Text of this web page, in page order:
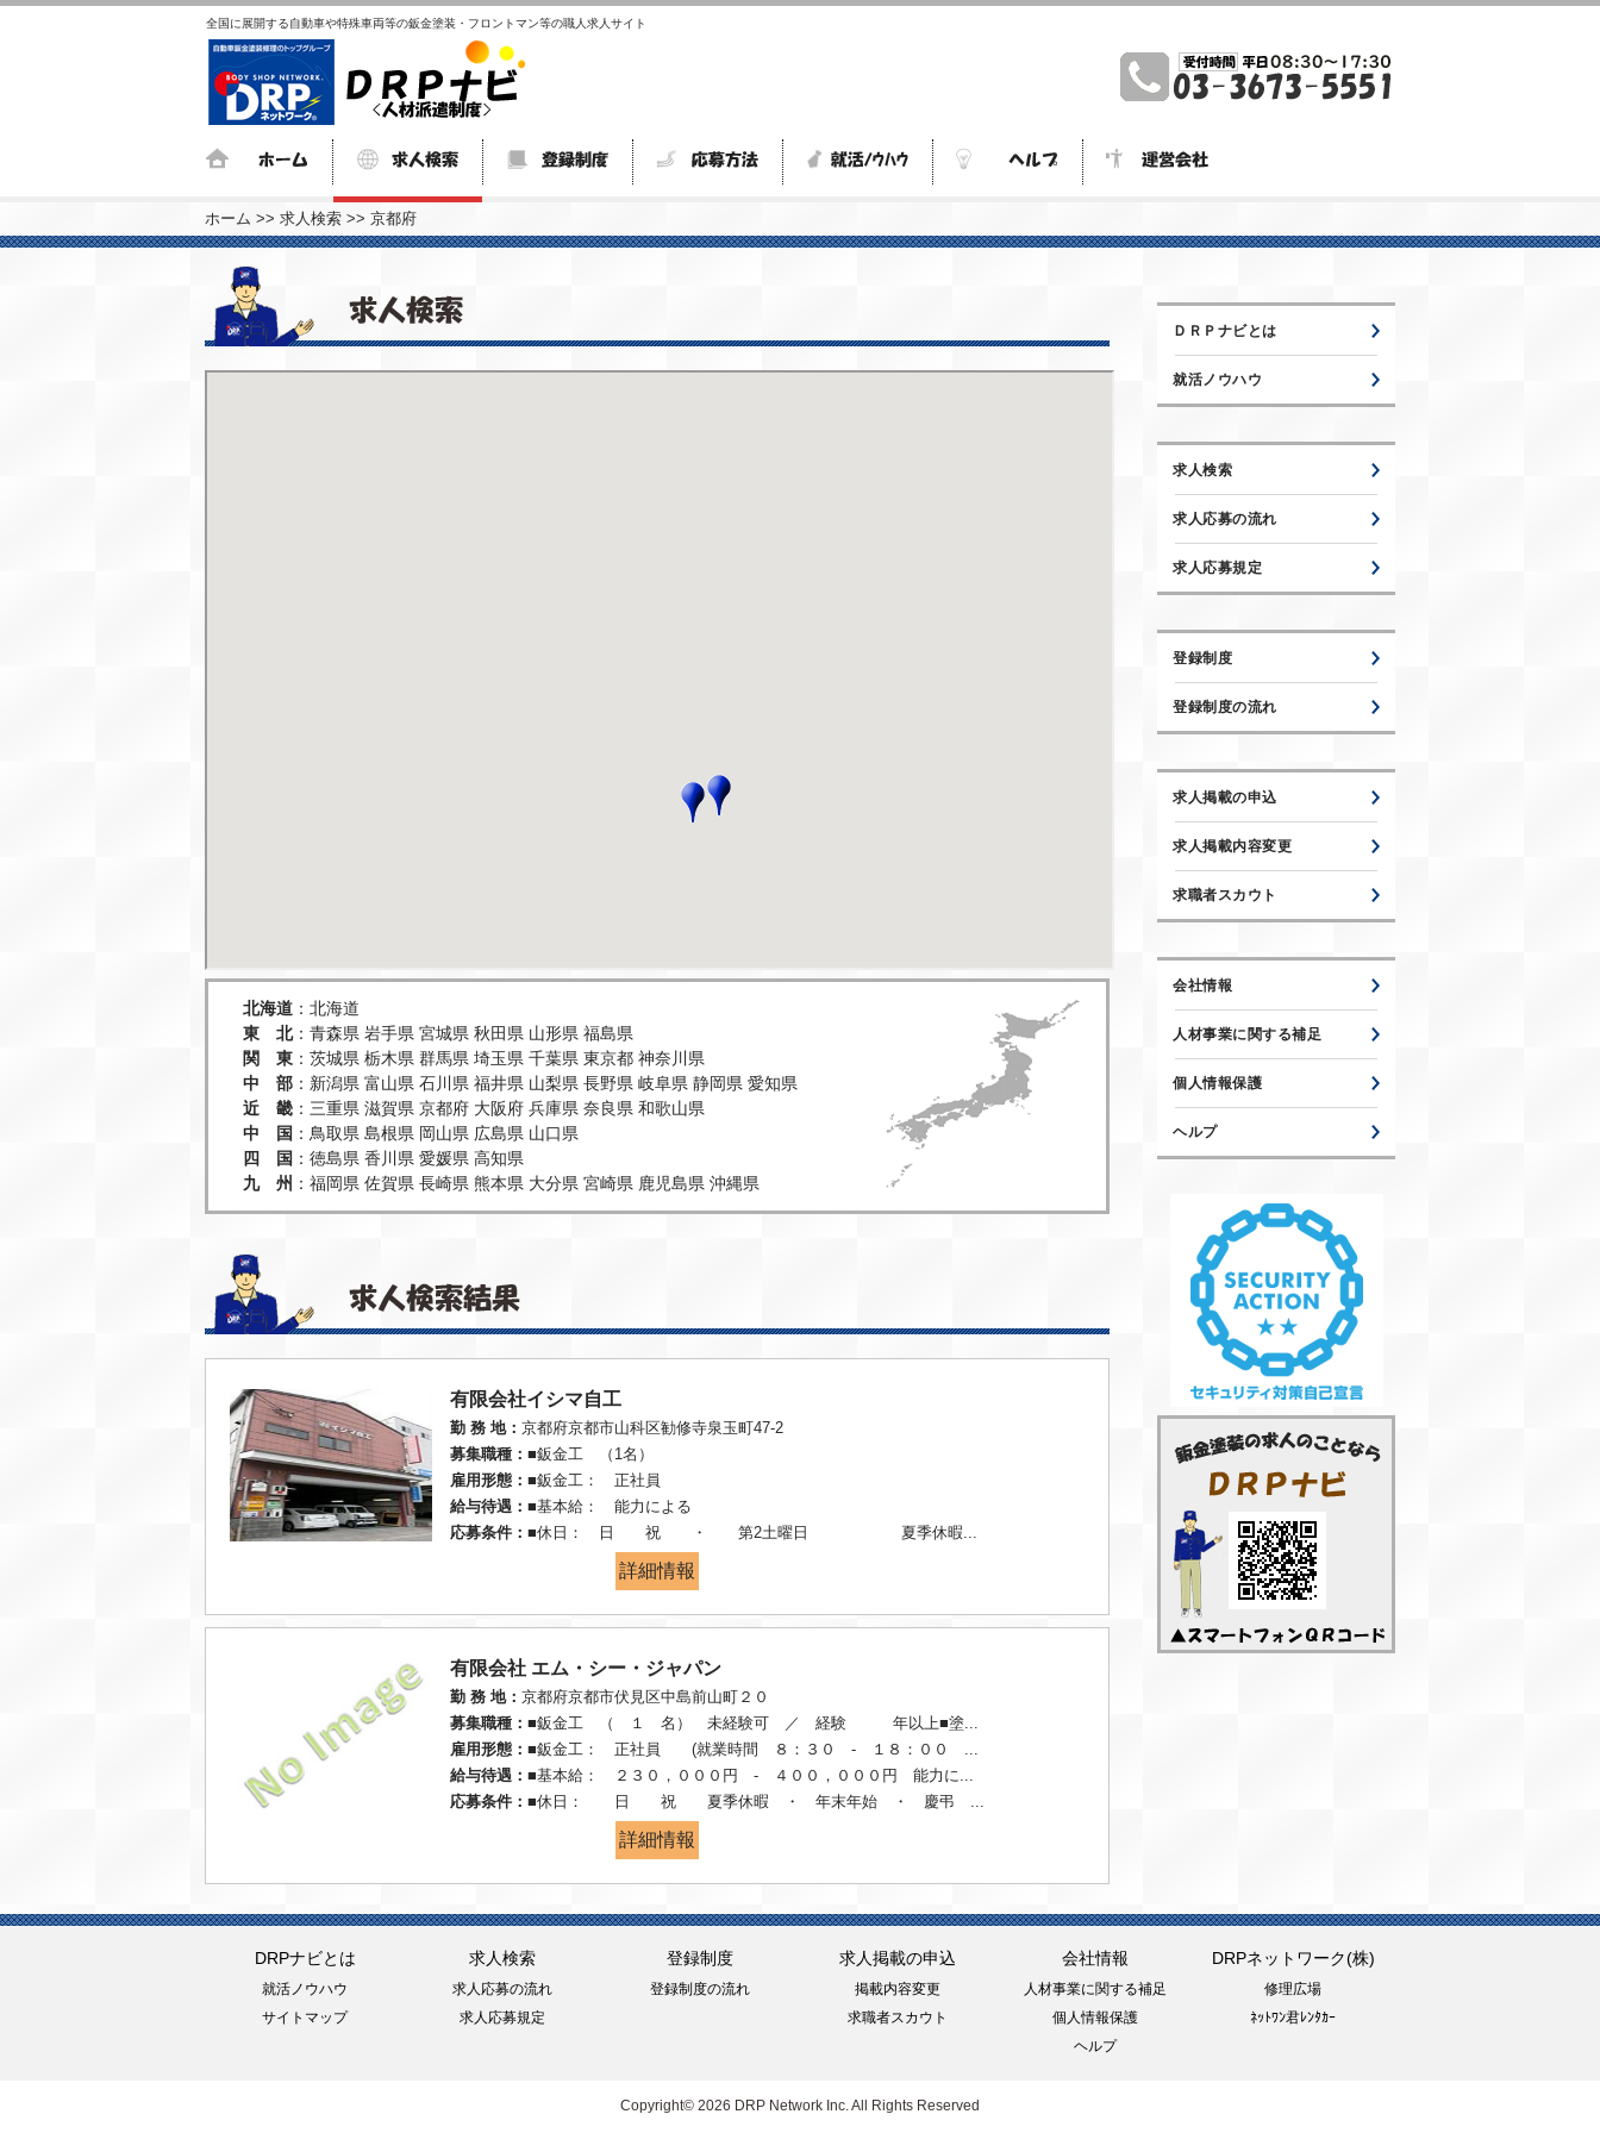
全国に展開する自動車や特殊車両等の鈑金塗装・ フロントマン等の職人求人サイト
ホーム >> 求人検索 >> 京都府
北海道 ： 北海道
東 北： 青森県 岩手県 宮城県 秋田県 山形県 福島県
関 東 ： 茨城県 栃木県 群馬県 埼玉県 千葉県 東京都 神奈川県
中 部 ： 新潟県 富山県 石川県 福井県 山梨県 長野県 岐阜県 静岡県 愛知県
近 畿 ： 三重県 滋賀県 京都府 大阪府 兵庫県 奈良県 和歌山県
中 国 ： 鳥取県 島根県 岡山県 広島県 山口県
四 国 ： 徳島県 香川県 愛媛県 高知県
九 州 ： 福岡県 佐賀県 長崎県 熊本県 大分県 宮崎県 鹿児島県 沖縄県
有限会社イシマ自工
勤 務 地： 京都府京都市山科区勧修寺泉玉町47-2
募集職種： ■鈑金工 （1名）
雇用形態： ■鈑金工： 正社員
給与待遇： ■基本給： 能力による
応募条件： ■休日： 日 祝 ・ 第2土曜日 夏季休暇...
詳細情報
有限会社 エム・シー・ジャパン
勤 務 地： 京都府京都市伏見区中島前山町２０
募集職種： ■鈑金工 （ １ 名） 未経験可 ／ 経験 年以上■塗...
雇用形態： ■鈑金工： 正社員 (就業時間 ８：３０ - １８：００ ...
給与待遇： ■基本給： ２３０，０００円 - ４００，０００円 能力に...
応募条件： ■休日： 日 祝 夏季休暇 ・ 年末年始 ・ 慶弔 ...
詳細情報
ＤＲＰナビとは
就活ノウハウ
求人検索
求人応募の流れ
求人応募規定
登録制度
登録制度の流れ
求人掲載の申込
求人掲載内容変更
求職者スカウト
会社情報
人材事業に関する補足
個人情報保護
ヘルプ
DRPナビとは
就活ノウハウ
サイトマップ
求人検索
求人応募の流れ
求人応募規定
登録制度
登録制度の流れ
求人掲載の申込
掲載内容変更
求職者スカウト
会社情報
人材事業に関する補足
個人情報保護
ヘルプ
DRPネットワーク(株)
修理広場
ﾈｯﾄﾜﾝ君ﾚﾝﾀｶｰ
Copyright© 2026 DRP Network Inc. All Rights Reserved